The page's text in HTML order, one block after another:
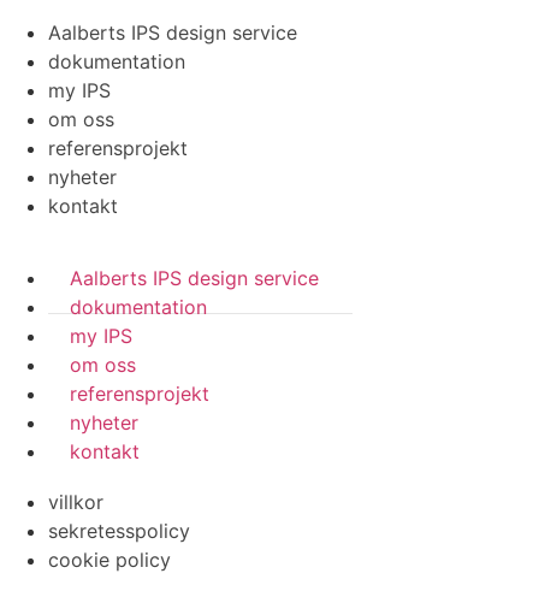
Aalberts IPS design service
dokumentation
my IPS
om oss
referensprojekt
nyheter
kontakt
Aalberts IPS design service
dokumentation
my IPS
om oss
referensprojekt
nyheter
kontakt
villkor
sekretesspolicy
cookie policy